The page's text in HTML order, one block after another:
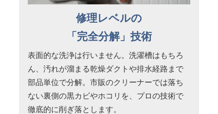
修理レベルの
「完全分解」技術
表面的な洗浄は行いません。洗濯槽はもちろ
ん、汚れが溜まる乾燥ダクトや排水経路まで
部品単位で分解。市販のクリーナーでは落ち
ない裏側の黒カビやホコリを、プロの技術で
徹底的に削ぎ落とします。